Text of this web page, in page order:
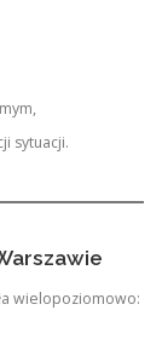
sytuacji.
wielopoziomowo: